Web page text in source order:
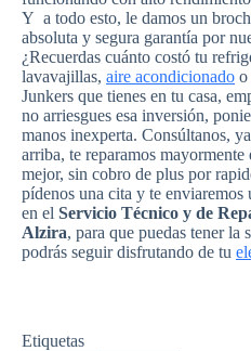
Y a todo esto, le damos un
absoluta y segura garantía por
¿Recuerdas cuánto costó tu
lavavajillas, aire acondicionado o
Junkers que tienes en tu casa,
no arriesgues esa inversión,
manos inexperta. Consúltanos,
arriba, te reparamos
mejor, sin cobro de plus por
pídenos una cita y te enviaremos
en el Servicio Técnico y de
Alzira, para que puedas tener la
podrás seguir disfrutando de tu
Etiquetas